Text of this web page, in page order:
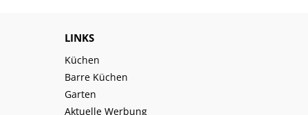
LINKS
Küchen
Barre Küchen
Garten
Aktuelle Werbung